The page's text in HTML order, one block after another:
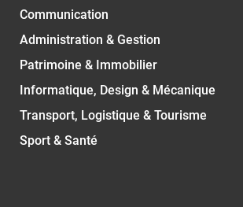
Communication
Administration & Gestion
Patrimoine & Immobilier
Informatique, Design & Mécanique
Transport, Logistique & Tourisme
Sport & Santé